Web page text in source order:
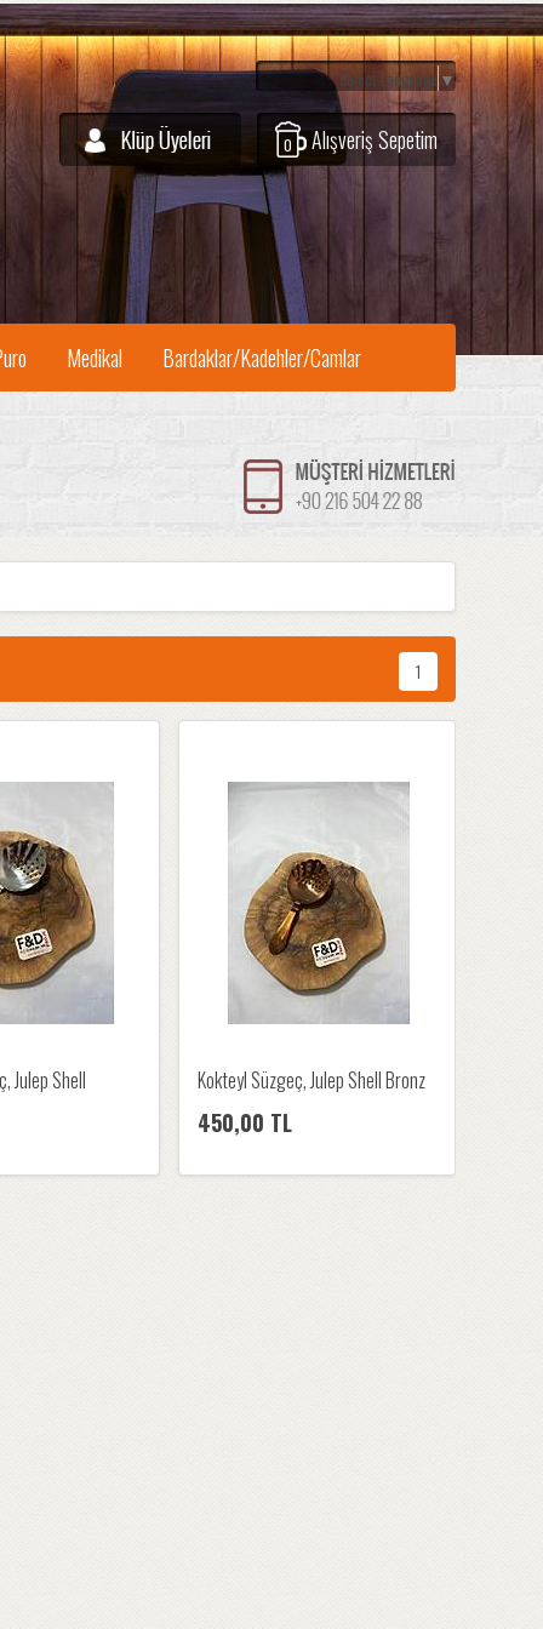
Alışveriş Sepetim
0
Select Language ▼
Medikal Bardaklar/Kadehler/Camlar
1
Julep Shell Kokteyl Süzgeç, Julep Shell Bronz
450,00 TL